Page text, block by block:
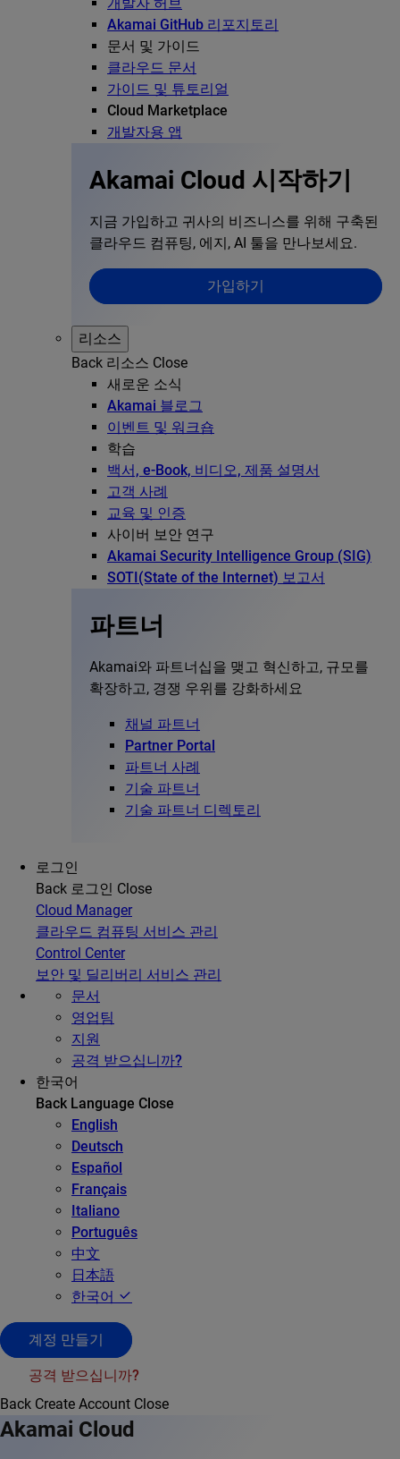
개발자 허브
Akamai GitHub 리포지토리
문서 및 가이드
클라우드 문서
가이드 및 튜토리얼
Cloud Marketplace
개발자용 앱
Akamai Cloud 시작하기
지금 가입하고 귀사의 비즈니스를 위해 구축된
클라우드 컴퓨팅, 에지, AI 툴을 만나보세요.
가입하기
리소스
Back 리소스 Close
새로운 소식
Akamai 블로그
이벤트 및 워크숍
학습
백서, e-Book, 비디오, 제품 설명서
고객 사례
교육 및 인증
사이버 보안 연구
Akamai Security Intelligence Group (SIG)
SOTI(State of the Internet) 보고서
파트너
Akamai와 파트너십을 맺고 혁신하고, 규모를
확장하고, 경쟁 우위를 강화하세요
채널 파트너
Partner Portal
파트너 사례
기술 파트너
기술 파트너 디렉토리
로그인
Back 로그인 Close
Cloud Manager
클라우드 컴퓨팅 서비스 관리
Control Center
보안 및 딜리버리 서비스 관리
문서
영업팀
지원
공격 받으십니까?
한국어
Back Language Close
English
Deutsch
Español
Français
Italiano
Português
中文
日本語
한국어
계정 만들기
공격 받으십니까?
Back Create Account Close
Akamai Cloud